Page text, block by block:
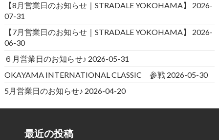
【8月営業日のお知らせ｜STRADALE YOKOHAMA】
2026-
07-31
【7月営業日のお知らせ｜STRADALE YOKOHAMA】
2026-
06-30
６月営業日のお知らせ♪ 2026-05-31
OKAYAMA INTERNATIONAL CLASSIC 参戦 2026-05-30
5月営業日のお知らせ♪ 2026-04-20
最近の投稿